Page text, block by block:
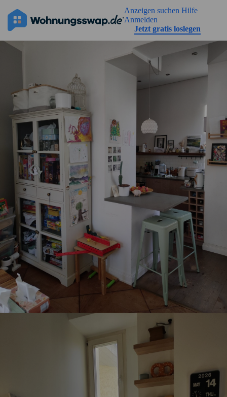
Anzeigen suchen Hilfe
Anmelden
Jetzt gratis loslegen